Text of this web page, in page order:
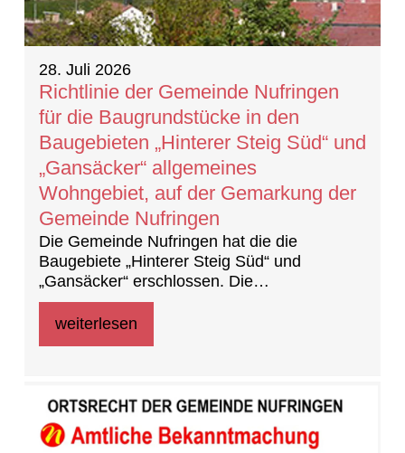
28. Juli 2026
Richtlinie der Gemeinde Nufringen
für die Baugrundstücke in den
Baugebieten „Hinterer Steig Süd“ und
„Gansäcker“ allgemeines
Wohngebiet, auf der Gemarkung der
Gemeinde Nufringen
Die Gemeinde Nufringen hat die die
Baugebiete „Hinterer Steig Süd“ und
„Gansäcker“ erschlossen. Die
Baufeldfreigabe erfolgte am 21. Mai 2026.
Die Grundstücke sind weiterhin im Eigentum
weiterlesen